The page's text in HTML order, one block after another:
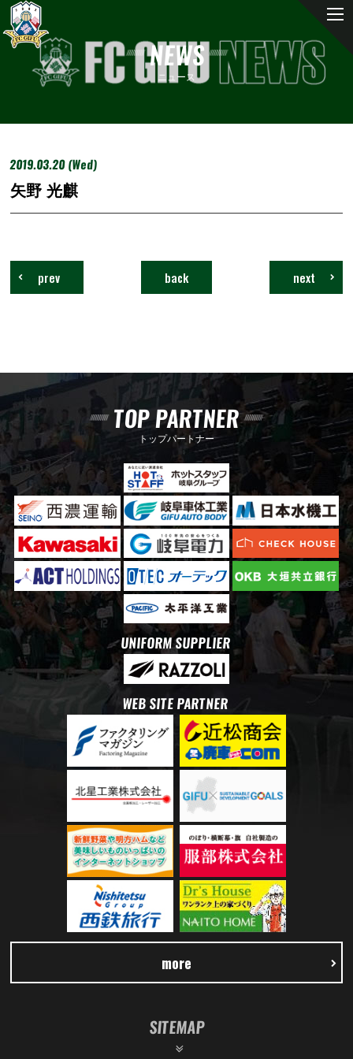
NEWS
ニュース
2019.03.20 (Wed)
矢野 光麒
next
back
prev
TOP PARTNER
トップパートナー
UNIFORM SUPPLIER
WEB SITE PARTNER
more
SITEMAP